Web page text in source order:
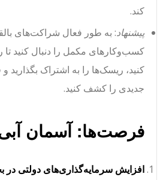
کند.
پیشنهاد: به طور فعال شراکت‌های
کسب‌وکارهای مکمل را دنبال کنید تا
کنید، ریسک‌ها را به اشتراک بگذارید
جدیدی را کشف کنید.
فرصت‌ها: آسمان آبی
افزایش سرمایه‌گذاری‌های دولتی در